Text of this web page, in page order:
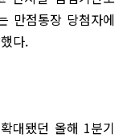
만점통장 당첨자에
다.
대됐던 올해 1분기